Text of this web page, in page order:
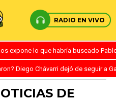
RADIO EN VIVO
expone lo que habría buscado
Diego Chávarri dejó de seguir a
DE